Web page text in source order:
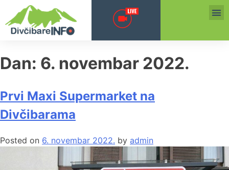
Dan: 6. novembar 2022.
Prvi Maxi Supermarket na
Divčibarama
Posted on 6. novembar 2022. by admin